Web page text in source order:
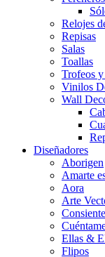
Relojes
Repisas
Salas
Toallas
Trofeos
Vinilos
Wall
Diseñadores
Aborigen
Amarte
Aora
Arte
Consiente
Ellas &
Flipos